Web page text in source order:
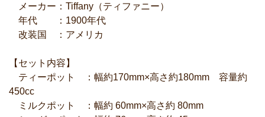
メーカー：Tiffany（ティファニー）
年代 ：1900年代
改装国 ：アメリカ
【セット内容】
ティーポット ：幅約170mm×高さ約180mm 容量約
450cc
ミルクポット ：幅約 60mm×高さ約 80mm